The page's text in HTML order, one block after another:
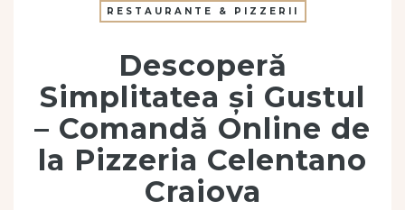
RESTAURANTE & PIZZERII
Descoperă
Simplitatea și Gustul
– Comandă Online de
la Pizzeria Celentano
Craiova